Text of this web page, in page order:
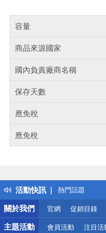
容量
商品來源國家
國內負責廠商名稱
保存天數
應免稅
應免稅
活動快訊
得獎公告
熱門話題
銀行優惠
偏遠地區配送
詐騙網頁！請
關於我們
官網 促銷目錄
主題活動 會員活動 注目活